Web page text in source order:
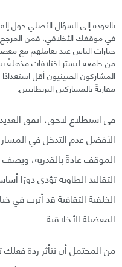
بالعودة إلى السؤال الأصلي حول
في موقفك الأخلاقي، فمن المرجح
خيارات الناس عند تعاملهم مع
من جامعة ليستر اختلافات مذهلةً
المشاركون الصينيون أقل
مقارنةً بالمشاركين البريطانيين.
في استطلاع لاحق، اتفق
الأفضل عدم التدخل في
الموقف عادةً بالقدرية، ويصف
التقاليد الطاوية تؤدي دورًا
الخلفية الثقافية قد أثرت في
المعضلة الأخلاقية.
من المحتمل أن تتأثر ردة فعلك